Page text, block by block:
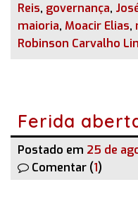
Reis, governança,
maioria, Moacir Elias,
Robinson Carvalho
Ferida
Postado em 25 de
Comentar (1)